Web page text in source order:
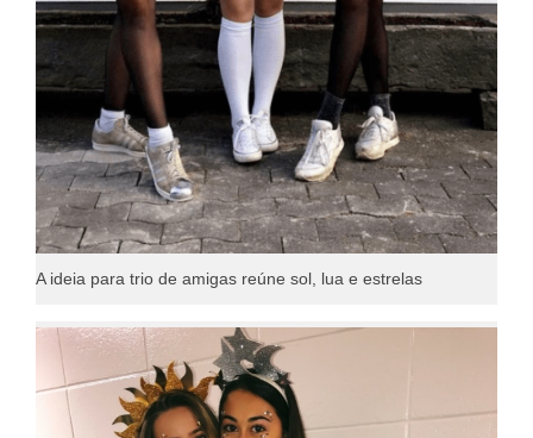
A ideia para trio de amigas reúne sol, lua e estrelas